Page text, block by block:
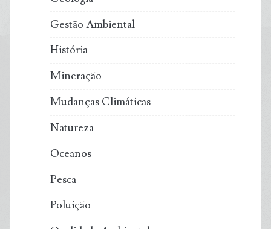
Gestão Ambiental
História
Mineração
Mudanças Climáticas
Natureza
Oceanos
Pesca
Poluição